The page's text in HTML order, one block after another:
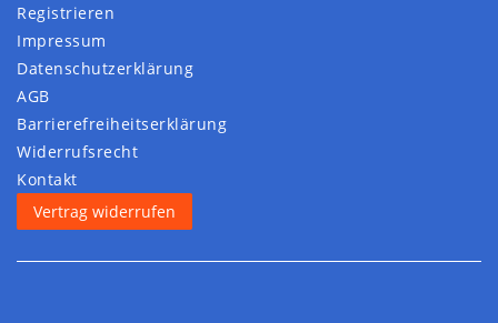
Registrieren
Impressum
Daten­schutz­erklärung
AGB
Barrierefreiheitserklärung
Widerrufs­recht
Kontakt
Vertrag widerrufen